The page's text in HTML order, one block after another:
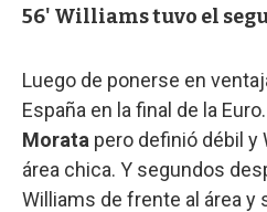
56' Williams tuvo el
Luego de ponerse en
España en la final de la
Morata pero definió débil y
área chica. Y segundos
Williams de frente al área y